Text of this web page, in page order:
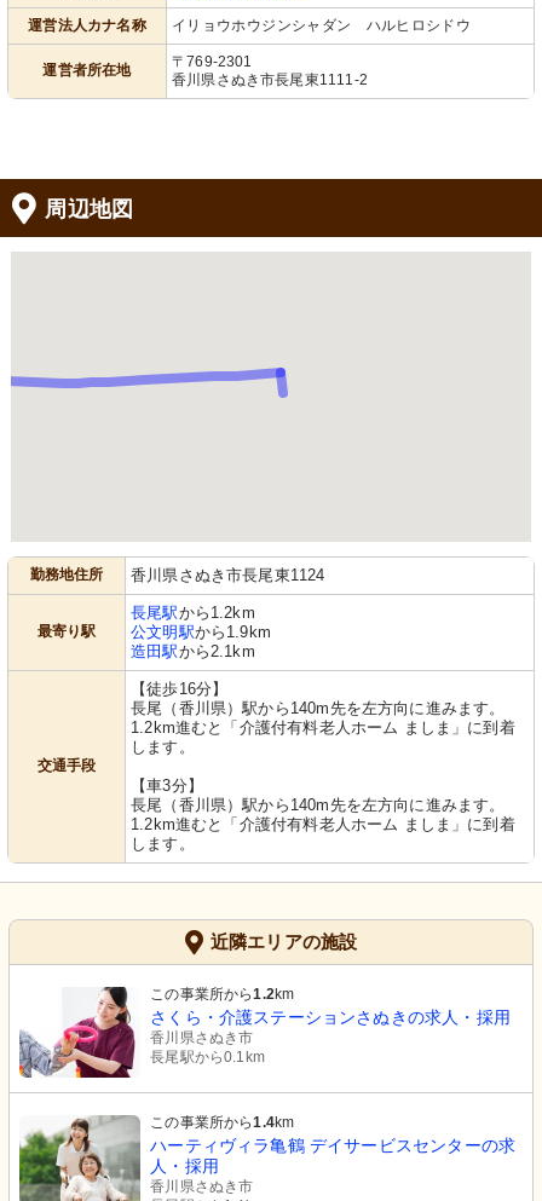
運営法人カナ名称 イリョウホウジンシャダン ハルヒロシドウ
運営者所在地
〒769-2301
香川県さぬき市長尾東1111-2
周辺地図
勤務地住所 香川県さぬき市長尾東1124
最寄り駅
長尾駅から1.2km
公文明駅から1.9km
造田駅から2.1km
交通手段
【徒歩16分】
長尾（香川県）駅から140m先を左方向に進みます。
1.2km進むと「介護付有料老人ホーム ましま」に到着
します。
【車3分】
長尾（香川県）駅から140m先を左方向に進みます。
1.2km進むと「介護付有料老人ホーム ましま」に到着
します。
近隣エリアの施設
この事業所から1.2km
さくら・介護ステーションさぬきの求人・採用
香川県さぬき市
長尾駅から0.1km
この事業所から1.4km
ハーティヴィラ亀鶴 デイサービスセンターの求
人・採用
香川県さぬき市